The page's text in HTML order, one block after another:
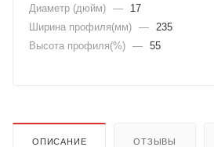
Диаметр (дюйм) —
17
Ширина профиля(мм) — 235
Высота профиля(%) — 55
ОПИСАНИЕ ОТЗЫВЫ